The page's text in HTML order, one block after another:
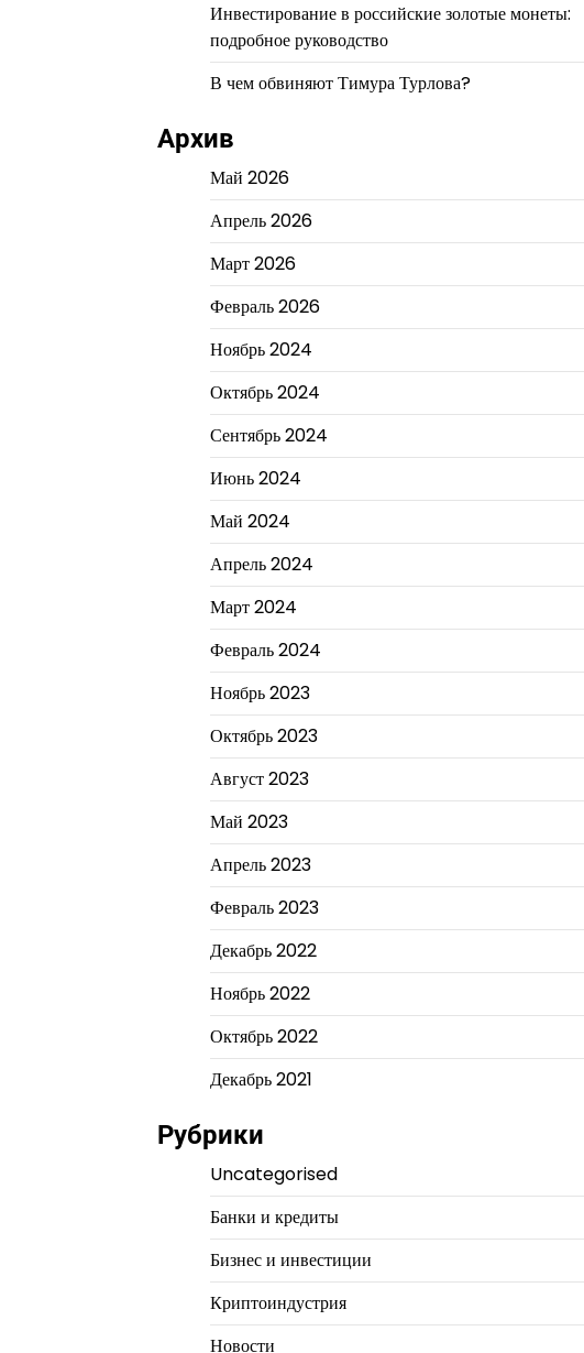
Инвестирование в российские золотые монеты:
подробное руководство
В чем обвиняют Тимура Турлова?
Архив
Май 2026
Апрель 2026
Март 2026
Февраль 2026
Ноябрь 2024
Октябрь 2024
Сентябрь 2024
Июнь 2024
Май 2024
Апрель 2024
Март 2024
Февраль 2024
Ноябрь 2023
Октябрь 2023
Август 2023
Май 2023
Апрель 2023
Февраль 2023
Декабрь 2022
Ноябрь 2022
Октябрь 2022
Декабрь 2021
Рубрики
Uncategorised
Банки и кредиты
Бизнес и инвестиции
Криптоиндустрия
Новости